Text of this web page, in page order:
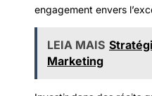
engagement envers
LEIA MAIS
Marketing